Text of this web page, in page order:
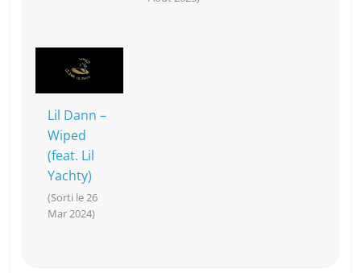
Lil Dann –
Wiped
(feat. Lil
Yachty)
(Sorti le 26
Mar 2024)